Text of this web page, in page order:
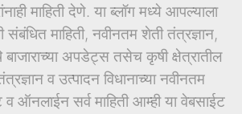
माहिती देणे. या ब्लॉग मध्ये आपल्याला
संबंधित माहिती, नवीनतम शेती तंत्रज्ञान,
बाजाराच्या अपडेट्स तसेच कृषी क्षेत्रातील
व उत्पादन विधानाच्या नवीनतम
व ऑनलाईन सर्व माहिती आम्ही या वेबसाईट